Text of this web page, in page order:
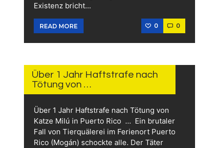
Existenz bricht…
READ MORE 0 0
2026
Über 1 Jahr Haftstrafe nach
Tötung von …
Über 1 Jahr Haftstrafe nach Tötung von
Katze Milú in Puerto Rico … Ein brutaler
Fall von Tierquälerei im Ferienort Puerto
Rico (Mogán) schockte alle. Der Täter